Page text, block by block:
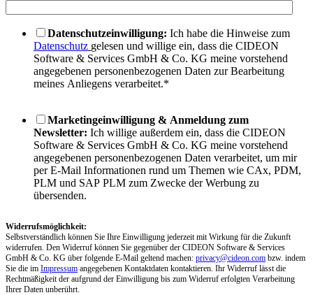
Datenschutzeinwilligung: Ich habe die Hinweise zum
Datenschutz gelesen und willige ein, dass die CIDEON
Software & Services GmbH & Co. KG meine vorstehend
angegebenen personenbezogenen Daten zur Bearbeitung
meines Anliegens verarbeitet.*
Marketingeinwilligung & Anmeldung zum
Newsletter: Ich willige außerdem ein, dass die CIDEON
Software & Services GmbH & Co. KG meine vorstehend
angegebenen personenbezogenen Daten verarbeitet, um mir
per E-Mail Informationen rund um Themen wie CAx, PDM,
PLM und SAP PLM zum Zwecke der Werbung zu
übersenden.
Widerrufsmöglichkeit:
Selbstverständlich können Sie Ihre Einwilligung jederzeit mit Wirkung für die Zukunft
widerrufen. Den Widerruf können Sie gegenüber der CIDEON Software & Services
GmbH & Co. KG über folgende E-Mail geltend machen: privacy@cideon.com bzw. indem
Sie die im Impressum angegebenen Kontaktdaten kontaktieren. Ihr Widerruf lässt die
Rechtmäßigkeit der aufgrund der Einwilligung bis zum Widerruf erfolgten Verarbeitung
Ihrer Daten unberührt.